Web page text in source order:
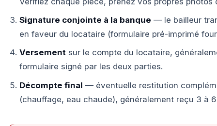
Signature conjointe à la banque — le bailleur
en faveur du locataire (formulaire pré-imprimé
Versement sur le compte du locataire,
formulaire signé par les deux parties.
Décompte final — éventuelle restitution
(chauffage, eau chaude), généralement reçu 3 à